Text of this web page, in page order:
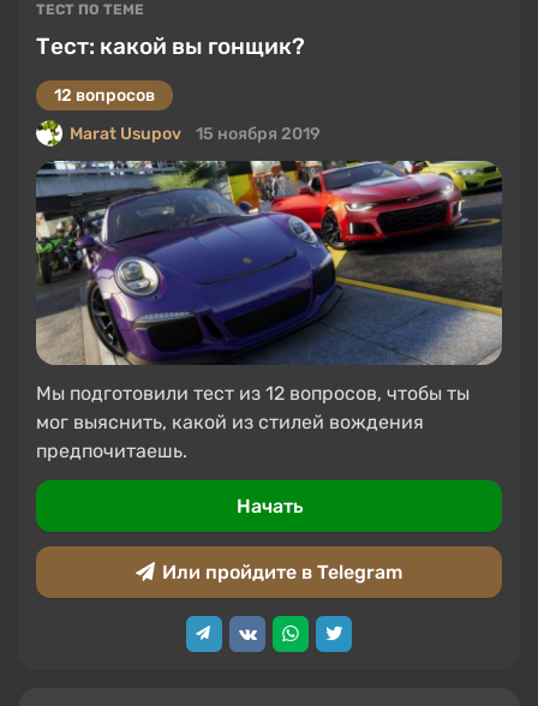
ТЕСТ ПО ТЕМЕ
Тест: какой вы гонщик?
12 вопросов
Marat Usupov
15 ноября 2019
Мы подготовили тест из 12 вопросов, чтобы ты
мог выяснить, какой из стилей вождения
предпочитаешь.
Начать
Или пройдите в Telegram